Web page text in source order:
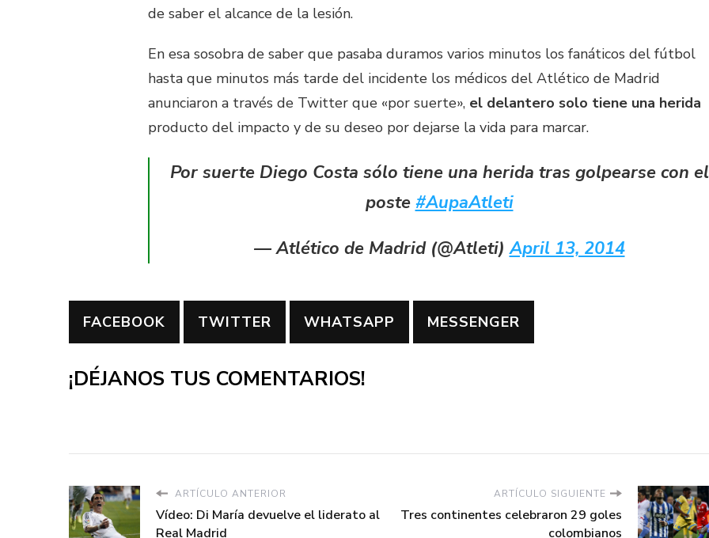
de saber el alcance de la lesión.
En esa sosobra de saber que pasaba duramos varios minutos los fanáticos del fútbol
hasta que minutos más tarde del incidente los médicos del Atlético de Madrid
anunciaron a través de Twitter que «por suerte», el delantero solo tiene una herida
producto del impacto y de su deseo por dejarse la vida para marcar.
Por suerte Diego Costa sólo tiene una herida tras golpearse con el
poste #AupaAtleti
— Atlético de Madrid (@Atleti)April 13, 2014
FACEBOOK TWITTER WHATSAPP MESSENGER
¡DÉJANOS TUS COMENTARIOS!
ARTÍCULO ANTERIOR
Vídeo: Di María devuelve el liderato al
Real Madrid
ARTÍCULO SIGUIENTE
Tres continentes celebraron 29 goles
colombianos